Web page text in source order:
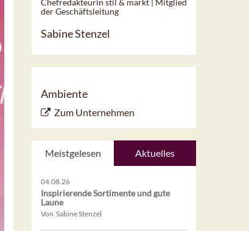
Chefredakteurin stil & markt | Mitglied
der Geschäftsleitung
Sabine Stenzel
Ambiente
Zum Unternehmen
Meistgelesen Aktuelles
04.08.26
Inspirierende Sortimente und gute
Laune
Von Sabine Stenzel